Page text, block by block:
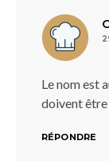
Le nom est
doivent être
RÉPONDRE